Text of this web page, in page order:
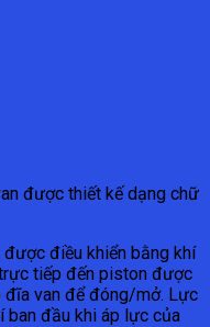
được thiết kế dạng chữ
điều khiển bằng khí
tiếp đến piston được
đĩa van để đóng/mở. Lực
ban đầu khi áp lực của